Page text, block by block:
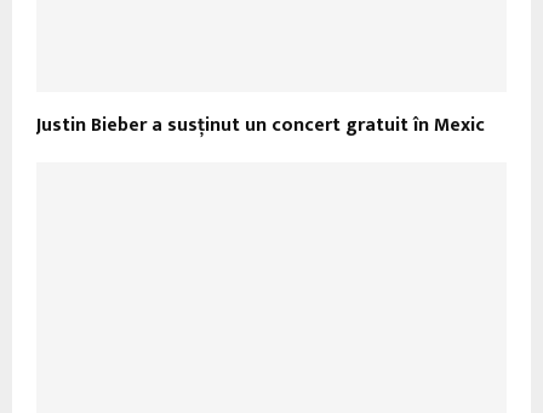
Justin Bieber a susținut un concert gratuit în Mexic